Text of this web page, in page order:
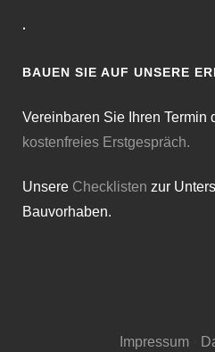
·
BAUEN SIE AUF UNSERE
Vereinbaren Sie Ihren Termin
kostenfreies Erstgespräch.
Unsere Checklisten zur
Bauvorhaben.
Impressum